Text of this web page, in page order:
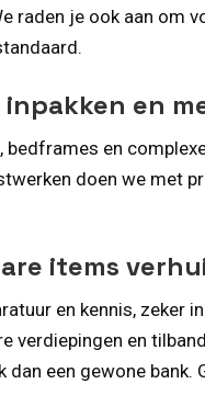
raden je ook aan
en
en
doen we
items
en kennis,
verdiepingen en
een gewone